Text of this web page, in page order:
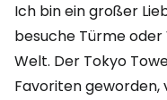
Ich bin ein großer
besuche Türme
Welt. Der Tokyo
Favoriten geworden,